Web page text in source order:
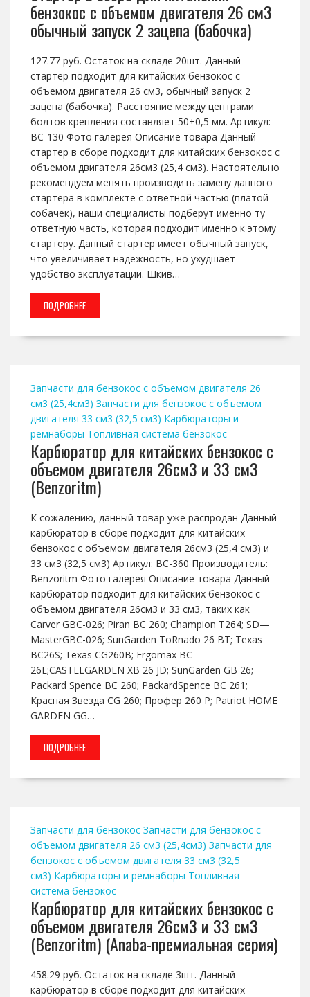
бензокос с объемом двигателя 26 см3
обычный запуск 2 зацепа (бабочка)
127.77 руб. Остаток на складе 20шт. Данный
стартер подходит для китайских бензокос с
объемом двигателя 26 см3, обычный запуск 2
зацепа (бабочка). Расстояние между центрами
болтов крепления составляет 50±0,5 мм. Артикул:
BC-130 Фото галерея Описание товара Данный
стартер в сборе подходит для китайских бензокос с
объемом двигателя 26см3 (25,4 см3). Настоятельно
рекомендуем менять производить замену данного
стартера в комплекте с ответной частью (платой
собачек), наши специалисты подберут именно ту
ответную часть, которая подходит именно к этому
стартеру. Данный стартер имеет обычный запуск,
что увеличивает надежность, но ухудшает
удобство эксплуатации. Шкив…
ПОДРОБНЕЕ
Запчасти для бензокос с объемом двигателя 26
см3 (25,4см3) Запчасти для бензокос с объемом
двигателя 33 см3 (32,5 см3) Карбюраторы и
ремнаборы Топливная система бензокос
Карбюратор для китайских бензокос с
объемом двигателя 26см3 и 33 см3
(Benzoritm)
К сожалению, данный товар уже распродан Данный
карбюратор в сборе подходит для китайских
бензокос с объемом двигателя 26см3 (25,4 см3) и
33 см3 (32,5 см3) Артикул: BC-360 Производитель:
Benzoritm Фото галерея Описание товара Данный
карбюратор подходит для китайских бензокос с
объемом двигателя 26см3 и 33 см3, таких как
Carver GBC-026; Piran BC 260; Champion T264; SD—
MasterGBC-026; SunGarden ToRnado 26 BT; Texas
BC26S; Texas CG260B; Ergomax BC-
26E;CASTELGARDEN XB 26 JD; SunGarden GB 26;
Packard Spence BC 260; PackardSpence BC 261;
Красная Звезда CG 260; Профер 260 Р; Patriot HOME
GARDEN GG…
ПОДРОБНЕЕ
Запчасти для бензокос Запчасти для бензокос с
объемом двигателя 26 см3 (25,4см3) Запчасти для
бензокос с объемом двигателя 33 см3 (32,5
см3) Карбюраторы и ремнаборы Топливная
система бензокос
Карбюратор для китайских бензокос с
объемом двигателя 26см3 и 33 см3
(Benzoritm) (Anaba-премиальная серия)
458.29 руб. Остаток на складе 3шт. Данный
карбюратор в сборе подходит для китайских